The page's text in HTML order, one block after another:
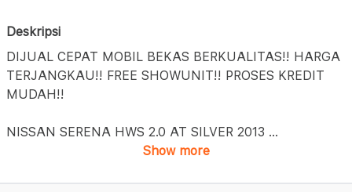
Deskripsi
DIJUAL CEPAT MOBIL BEKAS BERKUALITAS!! HARGA
TERJANGKAU!! FREE SHOWUNIT!! PROSES KREDIT
MUDAH!!
NISSAN SERENA HWS 2.0 AT SILVER 2013 ...
Show more